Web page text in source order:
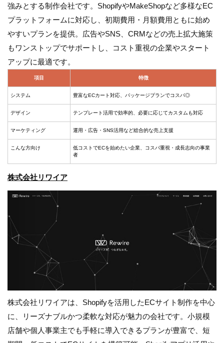
強みとする制作会社です。ShopifyやMakeShopなど多様なEC
プラットフォームに対応し、初期費用・月額費用ともに始め
やすいプランを提供。広告やSNS、CRMなどの売上拡大施策
もワンストップでサポートし、コスト重視の企業やスタート
アップに最適です。
項目 特徴
システム 豊富なECカート対応、パッケージプランでコスパ◎
デザイン テンプレート活用で効率的、必要に応じてカスタムも対応
マーケティング 運用・広告・SNS活用など総合的な売上支援
こんな方向け
低コストでECを始めたい企業、コスパ重視・成長志向の事業
者
株式会社リワイア
株式会社リワイアは、Shopifyを活用したECサイト制作を中心
に、リーズナブルかつ柔軟な対応が魅力の会社です。小規模
店舗や個人事業主でも手軽に導入できるプランが豊富で、短